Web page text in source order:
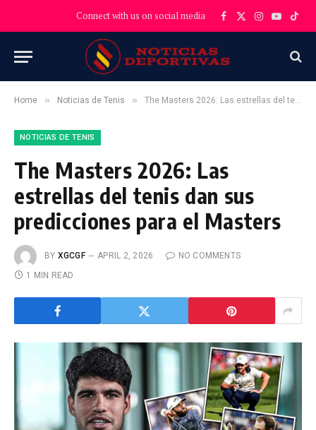
Connect with us on social media Facebook
X
Instagram
YouTube
Home » Noticias de Tenis » The Masters 2026: Las estrellas del tenis dan sus predicciones para el Masters
NOTICIAS DE TENIS
The Masters 2026: Las
estrellas del tenis dan sus
predicciones para el Masters
BY XGCGF APRIL 2, 2026
NO COMMENTS
1 MIN READ